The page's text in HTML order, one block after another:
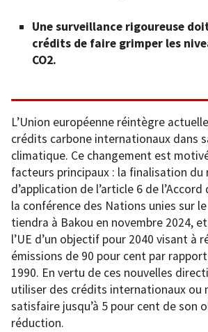
Une surveillance rigoureuse
crédits de faire grimper les
CO2.
L’Union européenne réintègre
crédits carbone internationaux dans
climatique. Ce changement est
facteurs principaux : la finalisation du
d’application de l’article 6 de
la conférence des Nations unies sur
tiendra à Bakou en novembre 2024,
l’UE d’un objectif pour 2040 visant à
émissions de 90 pour cent par
1990. En vertu de ces nouvelles
utiliser des crédits internationaux ou
satisfaire jusqu’à 5 pour cent de son
réduction.